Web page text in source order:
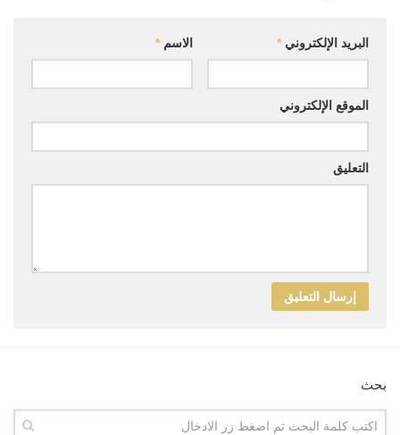
الاسم * البريد الإلكتروني *
الموقع الإلكتروني
التعليق
بحث